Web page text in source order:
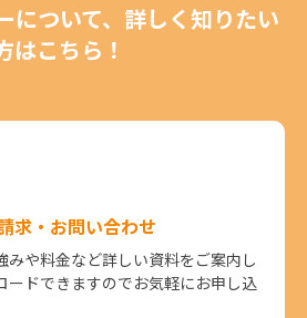
について、詳しく知りたい
はこちら！
求・お問い合わせ
みや料金など詳しい資料をご案内し
ードできますのでお気軽にお申し込